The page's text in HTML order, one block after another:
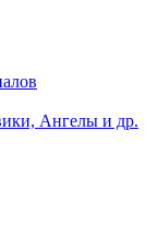
Ангелы и др.